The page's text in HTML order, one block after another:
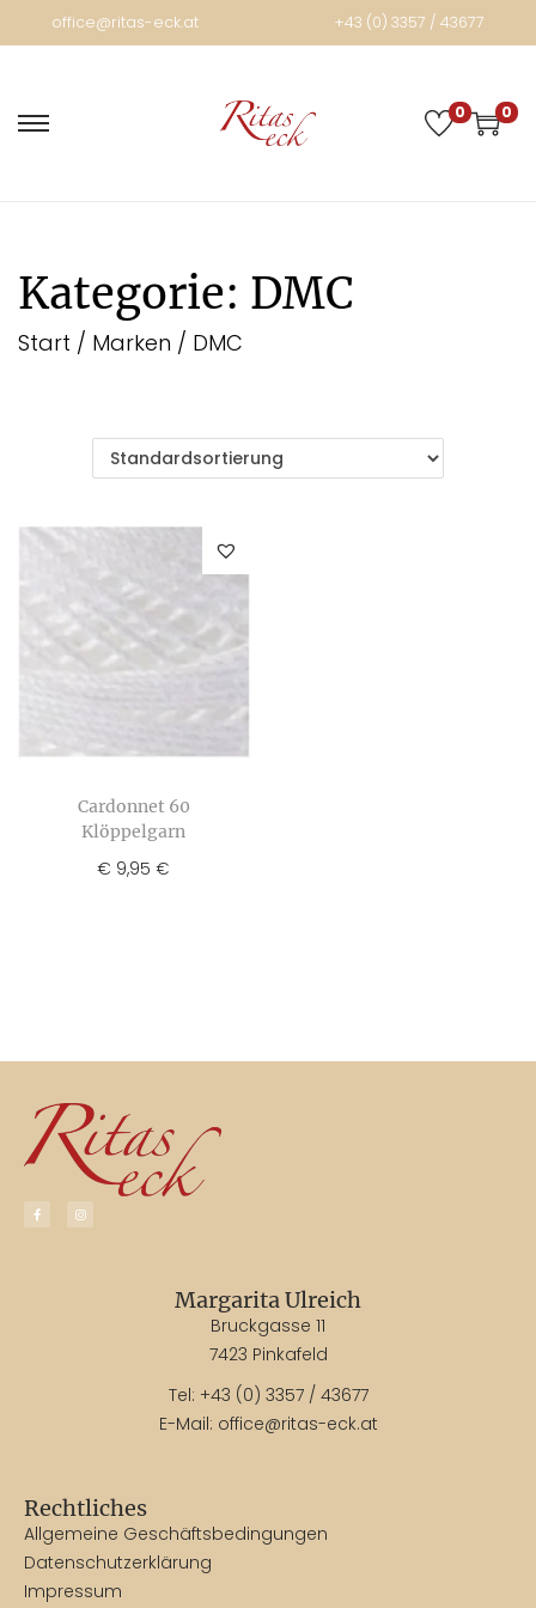
office@ritas-eck.at +43 (0) 3357 / 43677
0 0
Kategorie: DMC
Start / Marken / DMC
Cardonnet 60
Klöppelgarn
€ 9,95 €
Margarita Ulreich
Bruckgasse 11
7423 Pinkafeld
Tel: +43 (0) 3357 / 43677
E-Mail: office@ritas-eck.at
Rechtliches
Allgemeine Geschäftsbedingungen
Datenschutzerklärung
Impressum